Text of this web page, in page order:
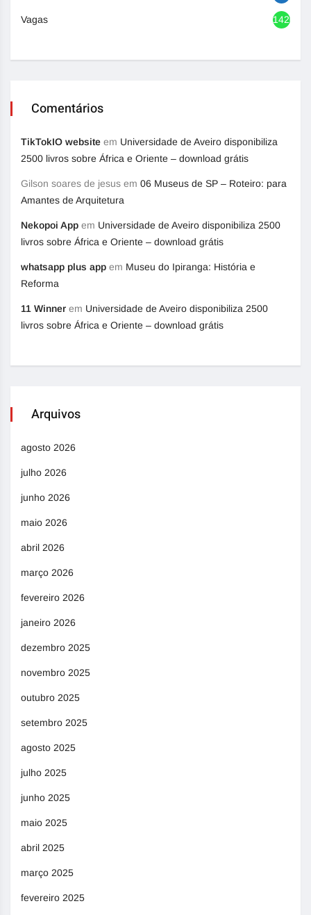
Vagas 1420
Comentários
TikTokIO website em Universidade de Aveiro disponibiliza
2500 livros sobre África e Oriente – download grátis
Gilson soares de jesus em 06 Museus de SP – Roteiro: para
Amantes de Arquitetura
Nekopoi App em Universidade de Aveiro disponibiliza 2500
livros sobre África e Oriente – download grátis
whatsapp plus app em Museu do Ipiranga: História e
Reforma
11 Winner em Universidade de Aveiro disponibiliza 2500
livros sobre África e Oriente – download grátis
Arquivos
agosto 2026
julho 2026
junho 2026
maio 2026
abril 2026
março 2026
fevereiro 2026
janeiro 2026
dezembro 2025
novembro 2025
outubro 2025
setembro 2025
agosto 2025
julho 2025
junho 2025
maio 2025
abril 2025
março 2025
fevereiro 2025